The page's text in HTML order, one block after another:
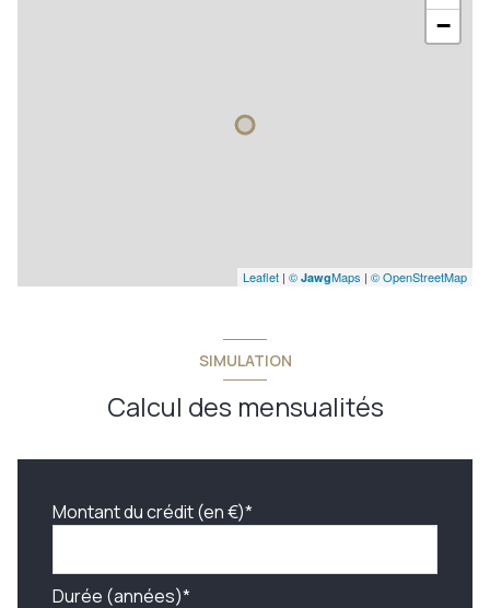
−
Leaflet | © JawgMaps | © OpenStreetMap
SIMULATION
Calcul des mensualités
Montant du crédit (en €)*
Durée (années)*